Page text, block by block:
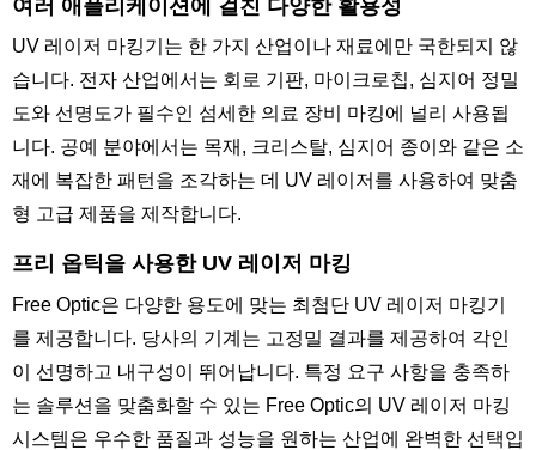
여러 애플리케이션에 걸친 다양한 활용성
UV 레이저 마킹기는 한 가지 산업이나 재료에만 국한되지 않
습니다. 전자 산업에서는 회로 기판, 마이크로칩, 심지어 정밀
도와 선명도가 필수인 섬세한 의료 장비 마킹에 널리 사용됩
니다. 공예 분야에서는 목재, 크리스탈, 심지어 종이와 같은 소
재에 복잡한 패턴을 조각하는 데 UV 레이저를 사용하여 맞춤
형 고급 제품을 제작합니다.
프리 옵틱을 사용한 UV 레이저 마킹
Free Optic은 다양한 용도에 맞는 최첨단 UV 레이저 마킹기
를 제공합니다. 당사의 기계는 고정밀 결과를 제공하여 각인
이 선명하고 내구성이 뛰어납니다. 특정 요구 사항을 충족하
는 솔루션을 맞춤화할 수 있는 Free Optic의 UV 레이저 마킹
시스템은 우수한 품질과 성능을 원하는 산업에 완벽한 선택입